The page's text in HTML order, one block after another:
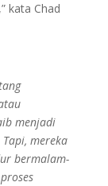
kata Chad
menjadi
mereka
bermalam-